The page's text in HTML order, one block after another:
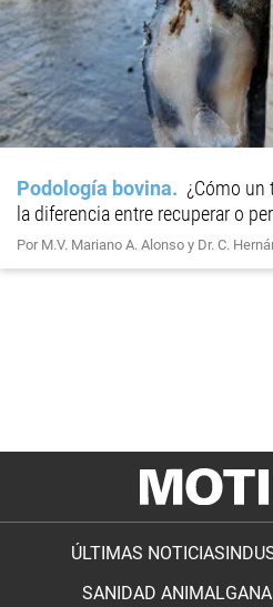
Podología bovina
¿Cómo un
la diferencia entre recuperar o
Por M.V. Mariano A. Alonso y Dr. C.
ÚLTIMAS NOTICIAS
SANIDAD ANIMAL